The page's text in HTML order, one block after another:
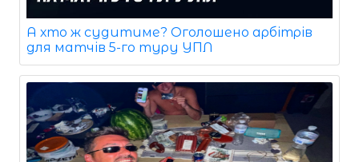
А хто ж судитиме? Оголошено арбітрів
для матчів 5-го туру УПЛ